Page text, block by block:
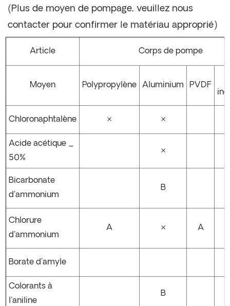
(Plus de moyen de pompage, veuillez nous
contacter pour confirmer le matériau approprié)
Article Corps de pompe
Moyen Polypropylène Aluminium PVDF
Chloronaphtalène × ×
Acide acétique _
50%
×
Bicarbonate
d'ammonium
B
Chlorure
d'ammonium
A × A
Borate d'amyle
Colorants à
l'aniline
B